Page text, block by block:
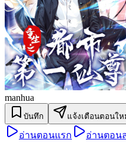
manhua
บันทึก แจ้งเตือนตอนให
อ่านตอนแรก อ่านตอน